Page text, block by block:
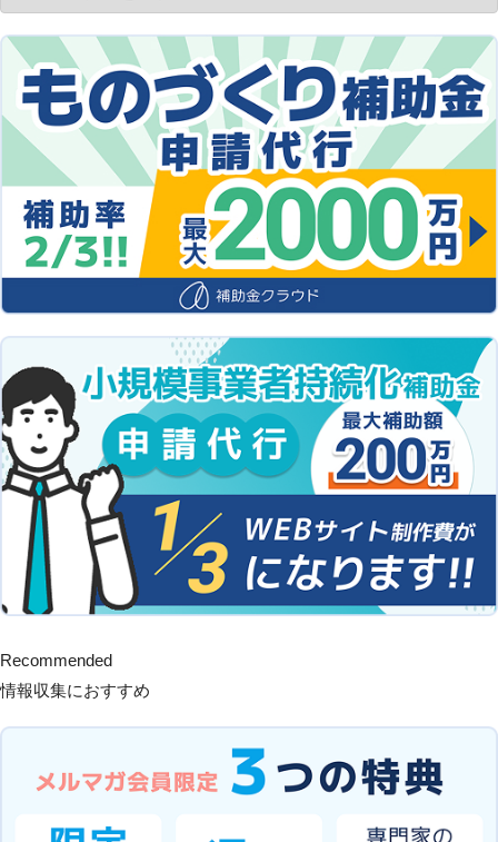
Recommended
情報収集におすすめ